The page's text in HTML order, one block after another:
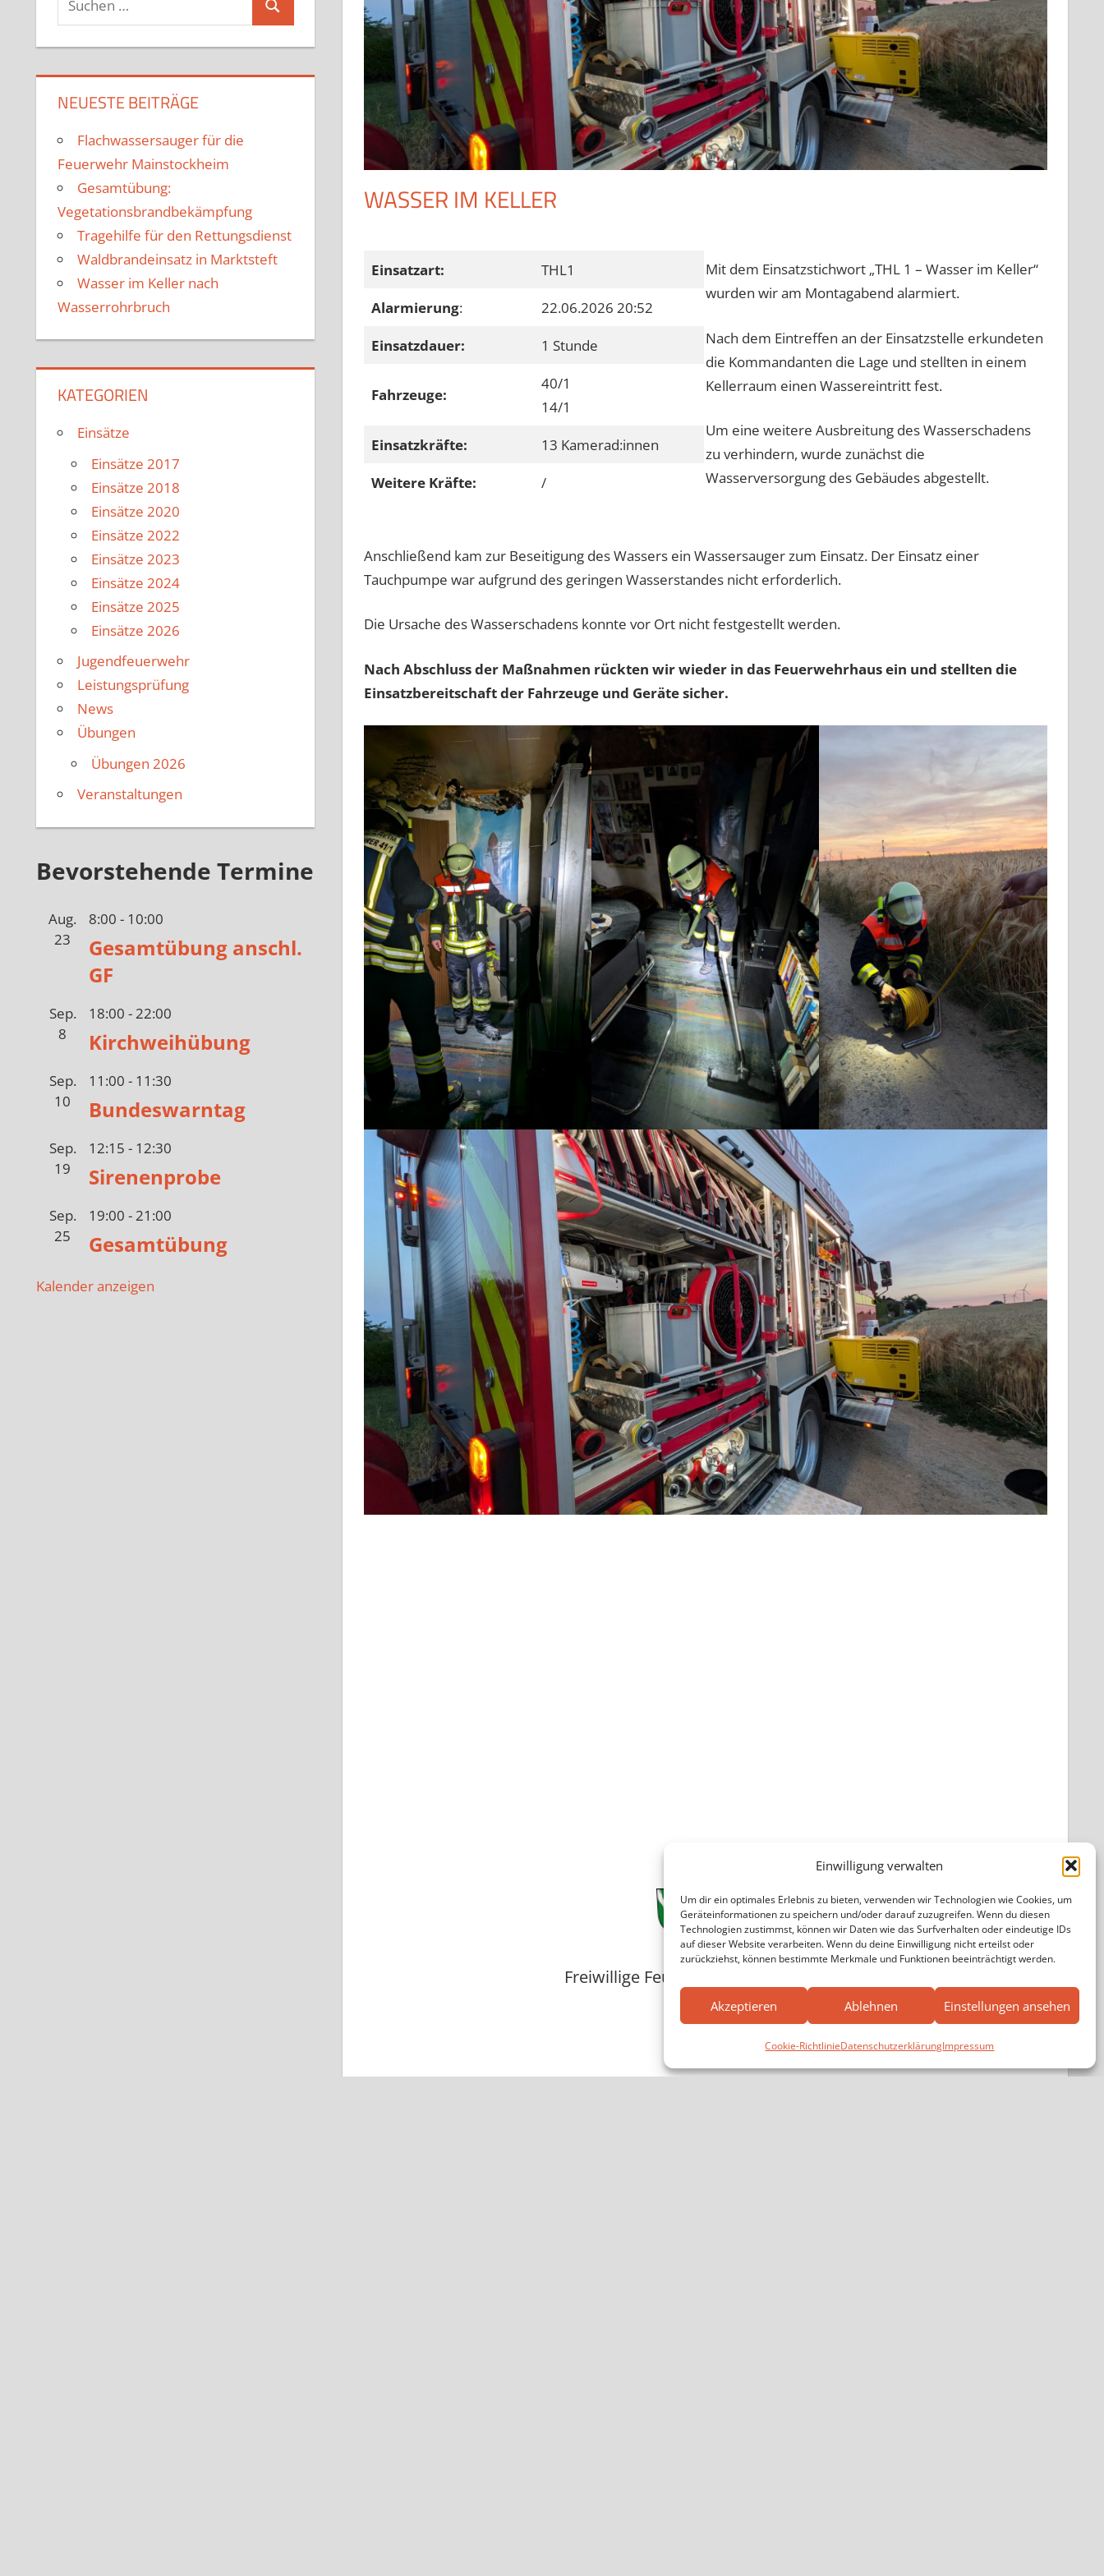
Einwilligung verwalten
Um dir ein optimales Erlebnis zu bieten, verwenden wir Technologien wie Cookies, um
Geräteinformationen zu speichern und/oder darauf zuzugreifen. Wenn du diesen
Technologien zustimmst, können wir Daten wie das Surfverhalten oder eindeutige IDs
auf dieser Website verarbeiten. Wenn du deine Einwilligung nicht erteilst oder
zurückziehst, können bestimmte Merkmale und Funktionen beeinträchtigt werden.
Akzeptieren Ablehnen Einstellungen ansehen
Cookie-RichtlinieDatenschutzerklärungImpressum
WASSER IM KELLER
Einsatzart:
THL1
Alarmierung:
22.06.2026 20:52
Einsatzdauer:
1 Stunde
Fahrzeuge:
40/1
14/1
Einsatzkräfte:
13 Kamerad:innen
Weitere Kräfte:
/
Mit dem Einsatzstichwort „THL 1 – Wasser im Keller“
wurden wir am Montagabend alarmiert.
Nach dem Eintreffen an der Einsatzstelle erkundeten
die Kommandanten die Lage und stellten in einem
Kellerraum einen Wassereintritt fest.
Um eine weitere Ausbreitung des Wasserschadens
zu verhindern, wurde zunächst die
Wasserversorgung des Gebäudes abgestellt.
Anschließend kam zur Beseitigung des Wassers ein Wassersauger zum Einsatz. Der Einsatz einer
Tauchpumpe war aufgrund des geringen Wasserstandes nicht erforderlich.
Die Ursache des Wasserschadens konnte vor Ort nicht festgestellt werden.
Nach Abschluss der Maßnahmen rückten wir wieder in das Feuerwehrhaus ein und stellten die
Einsatzbereitschaft der Fahrzeuge und Geräte sicher.
Freiwillige Feuerwehr Mainstockheim
Instagram
Facebook
nach:
Suchen
NEUESTE BEITRÄGE
Flachwassersauger für die
Feuerwehr Mainstockheim
Gesamtübung:
Vegetationsbrandbekämpfung
Tragehilfe für den Rettungsdienst
Waldbrandeinsatz in Marktsteft
Wasser im Keller nach
Wasserrohrbruch
KATEGORIEN
Einsätze
Einsätze 2017
Einsätze 2018
Einsätze 2020
Einsätze 2022
Einsätze 2023
Einsätze 2024
Einsätze 2025
Einsätze 2026
Jugendfeuerwehr
Leistungsprüfung
News
Übungen
Übungen 2026
Veranstaltungen
Bevorstehende Termine
Aug.
23
8:00 - 10:00
Gesamtübung anschl.
GF
Sep.
8
18:00 -22:00
Kirchweihübung
Sep.
10
11:00 - 11:30
Bundeswarntag
Sep.
19
12:15 - 12:30
Sirenenprobe
Sep.
25
19:00 -21:00
Gesamtübung
Kalender anzeigen